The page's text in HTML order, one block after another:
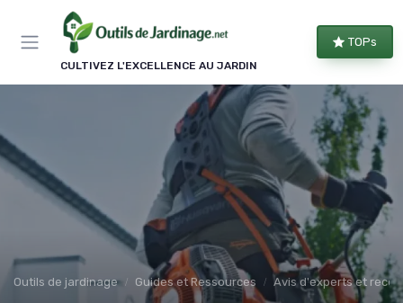
CULTIVEZ L'EXCELLENCE AU JARDIN
TOPs
Outils de jardinage Guides et Ressources Avis d'experts et
Panneau de gestion des cookies